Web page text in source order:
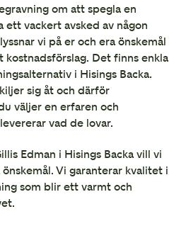
om att spegla en
ett vackert avsked av någon
vi på er och era önskemål
kostnadsförslag. Det finns enkla
i Hisings Backa.
sig åt och därför
väljer en erfaren och
vad de lovar.
Edman i Hisings Backa vill vi
Vi garanterar kvalitet i
som blir ett varmt och